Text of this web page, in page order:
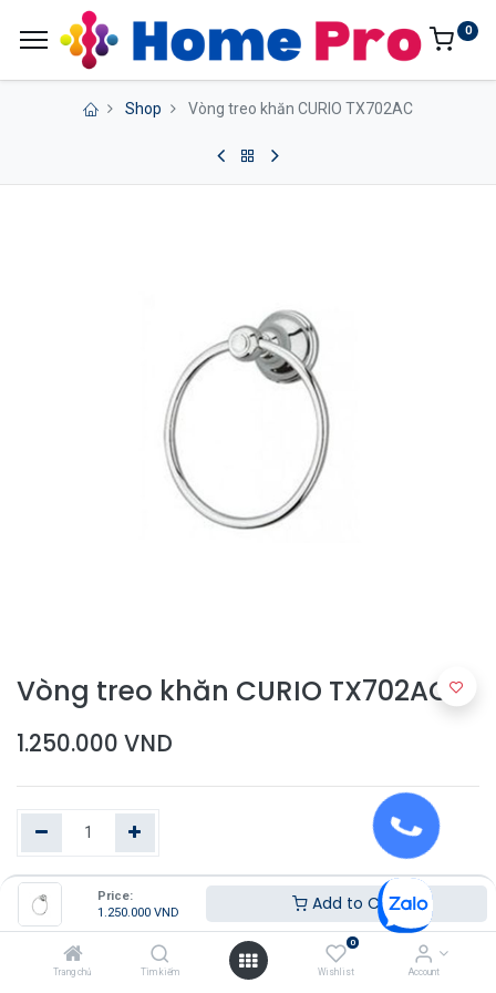
Price:
1.250.000 VND Add to Cart
Trang chủ Tìm kiếm
0
Wishlist Account
0
Shop Vòng treo khăn CURIO TX702AC
Vòng treo khăn CURIO TX702AC
1.250.000 VND
Thêm vào giỏ hàng